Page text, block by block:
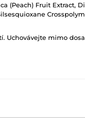
(Peach) Fruit Extract,
Uchovávejte mimo